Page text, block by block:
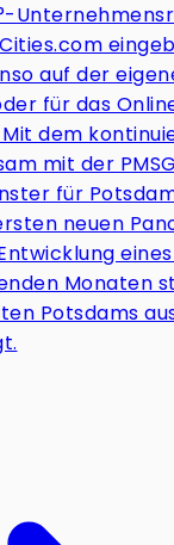
auf der
für das
dem
mit der
für
neuen
Monaten
Potsdams